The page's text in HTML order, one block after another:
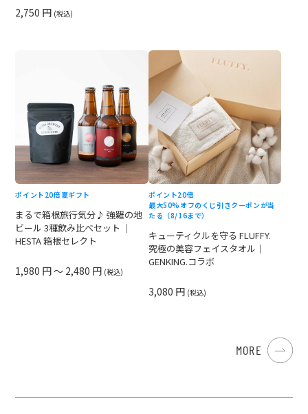
2,750 円 (税込)
ポイント20倍 夏ギフト
まるで箱根旅行気分♪ 強羅の地
ビール 3種飲み比べセット ｜
HESTA 箱根セレクト
1,980 円 ～ 2,480 円 (税込)
ポイント20倍
最大50%オフのくじ引きクーポンが当
たる（8/16まで）
キューティクルを守る FLUFFY.
究極の美容フェイスタオル｜
GENKING.コラボ
3,080 円 (税込)
MORE